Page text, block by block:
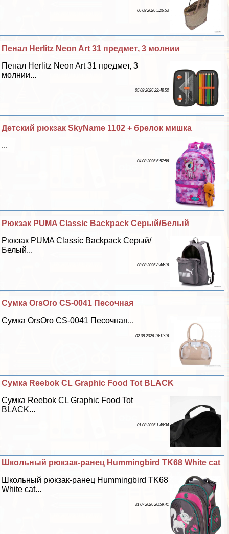
06 08 2026 5:26:53
Пенал Herlitz Neon Art 31 предмет, 3 молнии
Пенал Herlitz Neon Art 31 предмет, 3
молнии...
05 08 2026 22:48:52
Детский рюкзак SkyName 1102 + брелок мишка
...
04 08 2026 6:57:56
Рюкзак PUMA Classic Backpack Серый/Белый
Рюкзак PUMA Classic Backpack Серый/
Белый...
03 08 2026 8:44:16
Сумка OrsOro CS-0041 Песочная
Сумка OrsOro CS-0041 Песочная...
02 08 2026 16:11:16
Сумка Reebok CL Graphic Food Tot BLACK
Сумка Reebok CL Graphic Food Tot
BLACK...
01 08 2026 1:46:34
Школьный рюкзак-ранец Hummingbird TK68 White cat
Школьный рюкзак-ранец Hummingbird TK68
White cat...
31 07 2026 20:59:41